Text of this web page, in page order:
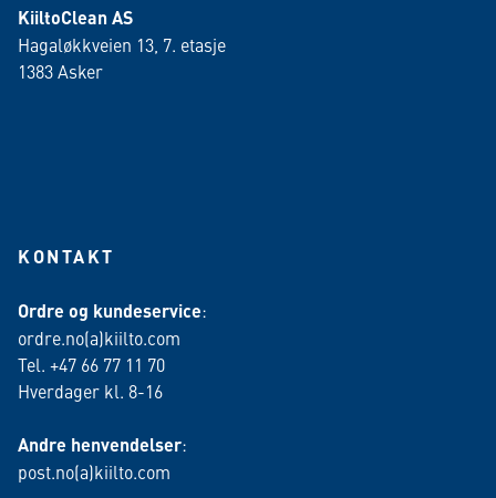
KiiltoClean AS
Hagaløkkveien 13, 7. etasje
1383 Asker
KONTAKT
Ordre og kundeservice:
ordre.no(a)kiilto.com
Tel. +47 66 77 11 70
Hverdager kl. 8-16
Andre henvendelser:
post.no(a)kiilto.com